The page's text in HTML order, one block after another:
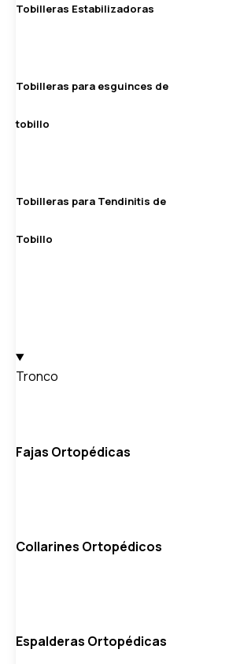
Tobilleras Estabilizadoras
Tobilleras para esguinces de
tobillo
Tobilleras para Tendinitis de
Tobillo
Tronco
Fajas Ortopédicas
Collarines Ortopédicos
Espalderas Ortopédicas